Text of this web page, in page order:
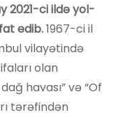
2021-ci ildə yol-
edib.1967-ci il
vilayətində
olan
havası” və “Of
tərəfindən